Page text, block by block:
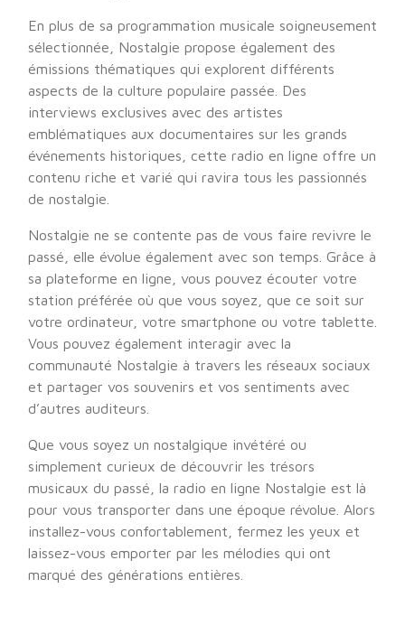
En plus de sa programmation musicale soigneusement
sélectionnée, Nostalgie propose également des
émissions thématiques qui explorent différents
aspects de la culture populaire passée. Des
interviews exclusives avec des artistes
emblématiques aux documentaires sur les grands
événements historiques, cette radio en ligne offre un
contenu riche et varié qui ravira tous les passionnés
de nostalgie.
Nostalgie ne se contente pas de vous faire revivre le
passé, elle évolue également avec son temps. Grâce à
sa plateforme en ligne, vous pouvez écouter votre
station préférée où que vous soyez, que ce soit sur
votre ordinateur, votre smartphone ou votre tablette.
Vous pouvez également interagir avec la
communauté Nostalgie à travers les réseaux sociaux
et partager vos souvenirs et vos sentiments avec
d’autres auditeurs.
Que vous soyez un nostalgique invétéré ou
simplement curieux de découvrir les trésors
musicaux du passé, la radio en ligne Nostalgie est là
pour vous transporter dans une époque révolue. Alors
installez-vous confortablement, fermez les yeux et
laissez-vous emporter par les mélodies qui ont
marqué des générations entières.